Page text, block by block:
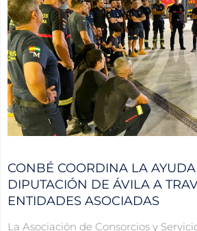
CONBÉ COORDINA LA
DIPUTACIÓN DE ÁVILA A
ENTIDADES ASOCIADAS
La Asociación de Consorcios y